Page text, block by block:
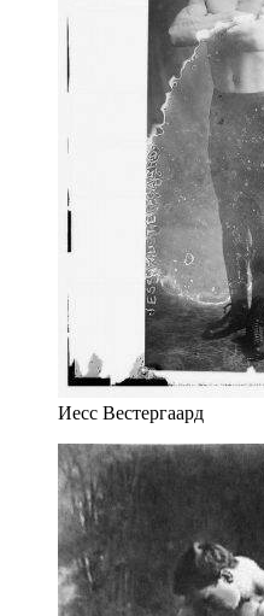
Иесс Вестергаард